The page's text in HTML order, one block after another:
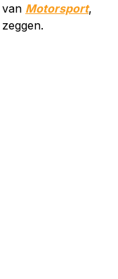
Motorsport,